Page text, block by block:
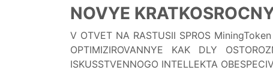
NOVYE
V OTVET NA RASTUSII SPROS
OPTIMIZIROVANNYE KAK DLY
ISKUSSTVENNOGO INTELLEKTA